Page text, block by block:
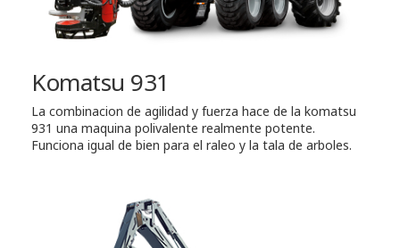
Komatsu 931
La combinacion de agilidad y fuerza hace de la komatsu
931 una maquina polivalente realmente potente.
Funciona igual de bien para el raleo y la tala de arboles.